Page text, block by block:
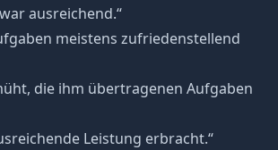
ausreichend.“
meistens zufriedenstellend
die ihm übertragenen Aufgaben
Leistung erbracht.“